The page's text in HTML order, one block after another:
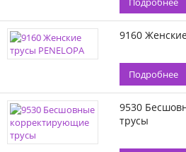
9160
Подробнее
9530
трусы